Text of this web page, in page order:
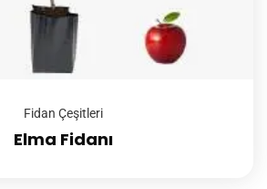
Fidan Çeşitleri
Elma Fidanı